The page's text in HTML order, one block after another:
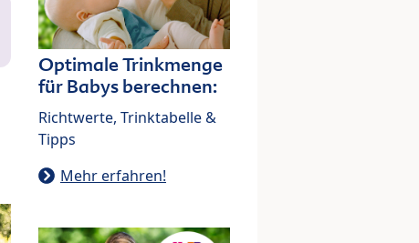
Optimale Trinkmenge
für Babys berechnen:
Richtwerte, Trinktabelle &
Tipps
Mehr erfahren!